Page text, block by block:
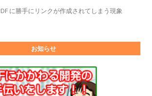
に勝手にリンクが作成されてしまう現象
お知らせ